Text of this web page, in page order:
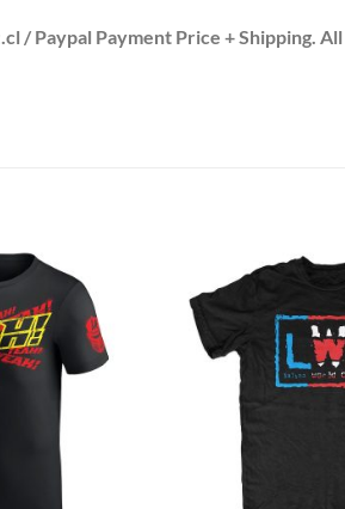
/ Paypal Payment Price + Shipping.